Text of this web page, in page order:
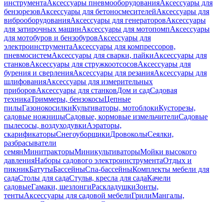
инструментаАксессуары пневмооборудованияАксессуары для
бензорезовАксессуары для бетоносмесителейАксессуары для
виброоборудованияАксессуары для генераторовАксессуары
для затирочных машинАксессуары для мотопомпАксессуары
для мотобуров и бензобуровАксессуары для
электроинструментаАксессуары для компрессоров,
пневмосистемАксессуары для сварки, пайкиАксессуары для
станковАксессуары для стружкоотсосовАксессуары для
бурения и сверленияАксессуары для резанияАксессуары для
шлифованияАксессуары для измерительных
приборовАксессуары для станковДом и садСадовая
техникаТриммеры, бензокосыЦепные
пилыГазонокосилкиКультиваторы, мотоблокиКусторезы,
садовые ножницыСадовые, кормовые измельчителиСадовые
пылесосы, воздуходувкиАэраторы,
скарификаторыСнегоуборщикиДровоколыСеялки,
разбрасыватели
семянМинитракторыМиникультиваторыМойки высокого
давленияНаборы садового электроинструментаОтдых и
пикникБатутыБассейныСпа-бассейныКомплекты мебели для
садаСтолы для садаСтулья, кресла для садаКачели
садовыеГамаки, шезлонгиРаскладушкиЗонты,
тентыАксессуары для садовой мебелиГрилиМангалы,